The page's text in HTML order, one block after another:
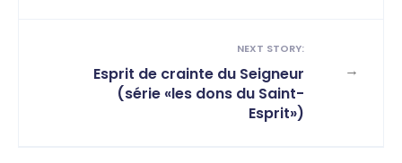
→
NEXT STORY:
Esprit de crainte du Seigneur
(série «les dons du Saint-
Esprit»)